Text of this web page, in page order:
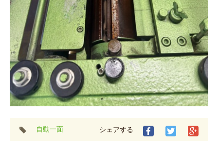
タ
自動一面 シェアする